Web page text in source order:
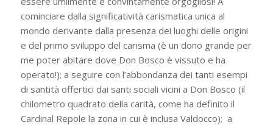
cominciare dalla significatività carismatica unica al
mondo derivante dalla presenza dei luoghi delle origini
e del primo sviluppo del carisma (è un dono grande per
me poter abitare dove Don Bosco è vissuto e ha
operato!); a seguire con l’abbondanza dei tanti esempi
di santità offertici dai santi sociali vicini a Don Bosco (il
chilometro quadrato della carità, come ha definito il
Cardinal Repole la zona in cui è inclusa Valdocco); a